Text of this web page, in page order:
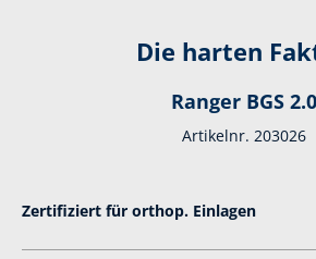
Die harten
Ranger BGS 2.0
Artikelnr. 203026
Zertifiziert für orthop. Einlagen